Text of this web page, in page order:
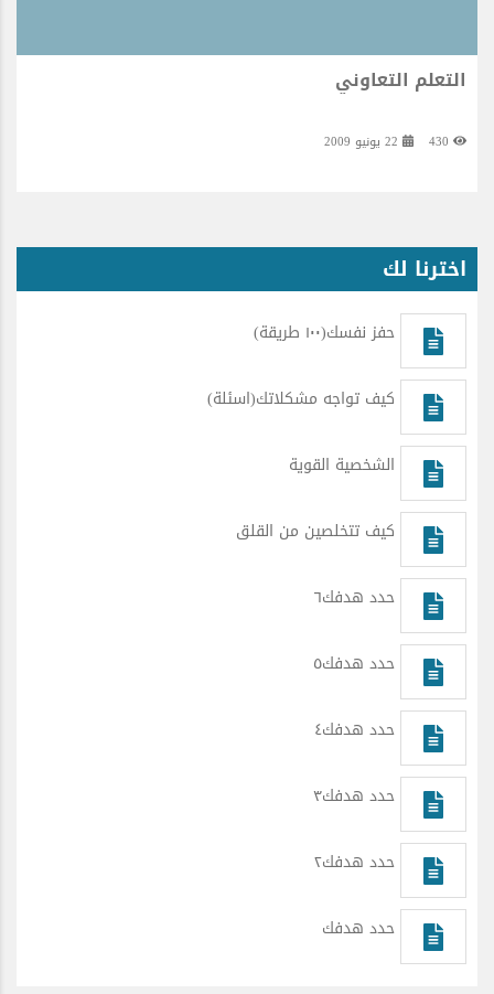
التعلم التعاوني
اخترنا لك
حفز نفسك(١٠٠ طريقة)
كيف تواجه مشكلاتك(اسئلة)
الشخصية القوية
كيف تتخلصين من القلق
حدد هدفك٦
حدد هدفك٥
حدد هدفك٤
حدد هدفك٣
حدد هدفك٢
حدد هدفك